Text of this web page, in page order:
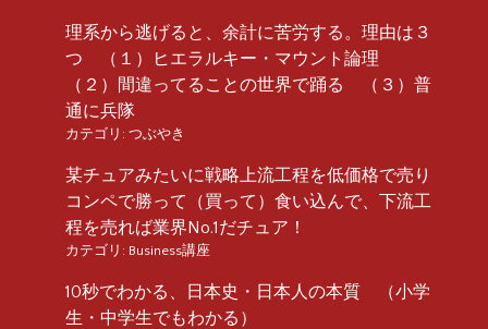
理系から逃げると、余計に苦労する。理由は３
つ （１）ヒエラルキー・マウント論理
（２）間違ってることの世界で踊る （３）普
通に兵隊
カテゴリ: つぶやき
某チュアみたいに戦略上流工程を低価格で売り
コンペで勝って（買って）食い込んで、下流工
程を売れば業界No.1だチュア！
カテゴリ: Business講座
10秒でわかる、日本史・日本人の本質 （小学
生・中学生でもわかる）